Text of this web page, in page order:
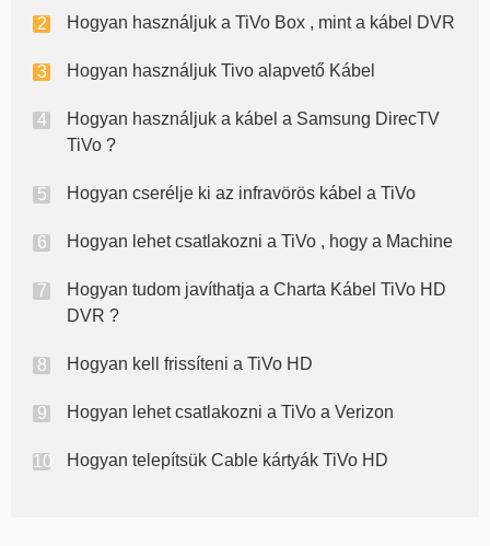
Hogyan használjuk a TiVo Box , mint a kábel DVR
Hogyan használjuk Tivo alapvető Kábel
Hogyan használjuk a kábel a Samsung DirecTV
TiVo ?
Hogyan cserélje ki az infravörös kábel a TiVo
Hogyan lehet csatlakozni a TiVo , hogy a Machine
Hogyan tudom javíthatja a Charta Kábel TiVo HD
DVR ?
Hogyan kell frissíteni a TiVo HD
Hogyan lehet csatlakozni a TiVo a Verizon
Hogyan telepítsük Cable kártyák TiVo HD